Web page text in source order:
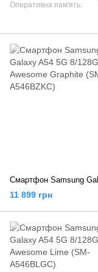
Оперативна пам'ять:
11 899 грн